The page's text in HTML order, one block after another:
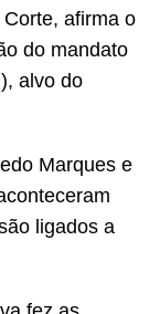
afirma o
do mandato
alvo do
Marques e
ligados a